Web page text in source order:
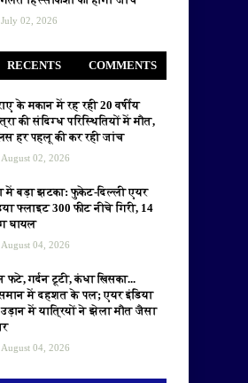
July 02, 2026
RECENTS COMMENTS
के मकान में रह रही 20 वर्षीय
की संदिग्ध परिस्थितियों में मौत,
हर पहलू की कर रही जांच
August 02, 2026
में बड़ा झटका: फुकेट-दिल्ली एयर
फ्लाइट 300 फीट नीचे गिरी, 14
घायल
August 04, 2026
फटे, गर्दन टूटी, कंधा खिसका...
में दहशत के पल; एयर इंडिया
उड़ान में यात्रियों ने झेला मौत जैसा
August 04, 2026